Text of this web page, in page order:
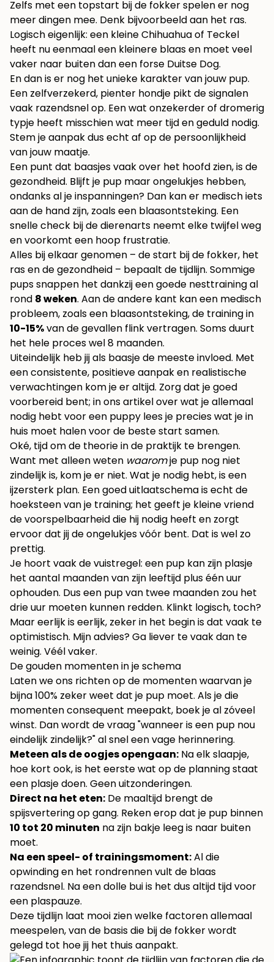
Zelfs met een topstart bij de fokker spelen er nog
meer dingen mee. Denk bijvoorbeeld aan het ras.
Logisch eigenlijk: een kleine Chihuahua of Teckel
heeft nu eenmaal een kleinere blaas en moet veel
vaker naar buiten dan een forse Duitse Dog.
En dan is er nog het unieke karakter van jouw pup.
Een zelfverzekerd, pienter hondje pikt de signalen
vaak razendsnel op. Een wat onzekerder of dromerig
typje heeft misschien wat meer tijd en geduld nodig.
Stem je aanpak dus echt af op de persoonlijkheid
van jouw maatje.
Een punt dat baasjes vaak over het hoofd zien, is de
gezondheid. Blijft je pup maar ongelukjes hebben,
ondanks al je inspanningen? Dan kan er medisch iets
aan de hand zijn, zoals een blaasontsteking. Een
snelle check bij de dierenarts neemt elke twijfel weg
en voorkomt een hoop frustratie.
Alles bij elkaar genomen – de start bij de fokker, het
ras en de gezondheid – bepaalt de tijdlijn. Sommige
pups snappen het dankzij een goede nesttraining al
rond 8 weken. Aan de andere kant kan een medisch
probleem, zoals een blaasontsteking, de training in
10-15%van de gevallen flink vertragen. Soms duurt
het hele proces wel 8 maanden.
Uiteindelijk heb jij als baasje de meeste invloed. Met
een consistente, positieve aanpak en realistische
verwachtingen kom je er altijd. Zorg dat je goed
voorbereid bent; in ons artikel overwat je allemaal
nodig hebt voor een puppy lees je precies wat je in
huis moet halen voor de beste start samen.
Oké, tijd om de theorie in de praktijk te brengen.
Want met alleen weten waaromje pup nog niet
zindelijk is, kom je er niet. Wat je nodig hebt, is een
ijzersterk plan. Een goed uitlaatschema is echt de
hoeksteen van je training; het geeft je kleine vriend
de voorspelbaarheid die hij nodig heeft en zorgt
ervoor dat jij de ongelukjes vóór bent. Dat is wel zo
prettig.
Je hoort vaak de vuistregel: een pup kan zijn plasje
het aantal maanden van zijn leeftijd plus één uur
ophouden. Dus een pup van twee maanden zou het
drie uur moeten kunnen redden. Klinkt logisch, toch?
Maar eerlijk is eerlijk, zeker in het begin is dat vaak te
optimistisch. Mijn advies? Ga liever te vaak dan te
weinig. Véél vaker.
De gouden momenten in je schema
Laten we ons richten op de momenten waarvan je
bijna 100% zeker weet dat je pup moet. Als je die
momenten consequent meepakt, boek je al zóveel
winst. Dan wordt de vraag "wanneer is een pup nou
eindelijk zindelijk?" al snel een vage herinnering.
Meteen als de oogjes opengaan: Na elk slaapje,
hoe kort ook, is het eerste wat op de planning staat
een plasje doen. Geen uitzonderingen.
Direct na het eten: De maaltijd brengt de
spijsvertering op gang. Reken erop dat je pup binnen
10 tot 20 minuten na zijn bakje leeg is naar buiten
moet.
Na een speel- of trainingsmoment:Al die
opwinding en het rondrennen vult de blaas
razendsnel. Na een dolle bui is het dus altijd tijd voor
een plaspauze.
Deze tijdlijn laat mooi zien welke factoren allemaal
meespelen, van de basis die bij de fokker wordt
gelegd tot hoe jij het thuis aanpakt.